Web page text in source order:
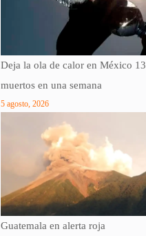
Deja la ola de calor en México 13
muertos en una semana
5 agosto, 2026
Guatemala en alerta roja